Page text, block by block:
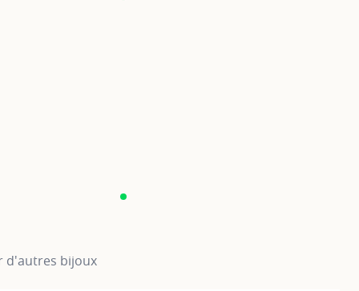
d'autres bijoux